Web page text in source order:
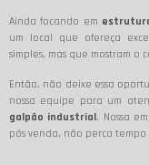
Ainda focando em
um local que ofereça
simples, mas que mostram o
Então, não deixe essa
nossa equipe para um
galpão industrial. Nossa
pós venda, não perca